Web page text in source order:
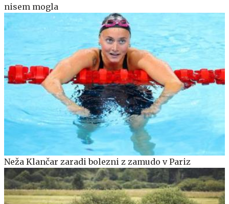
nisem mogla
Neža Klančar zaradi bolezni z zamudo v Pariz